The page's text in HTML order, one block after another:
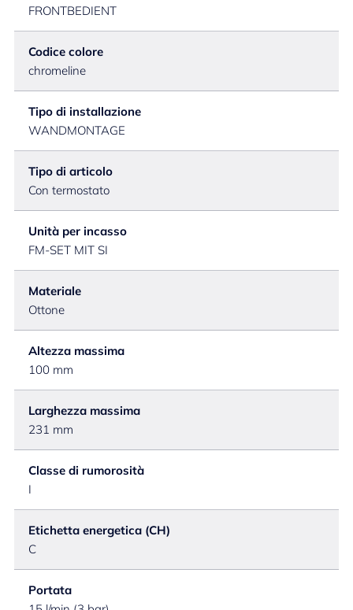
FRONTBEDIENT
Codice colore
chromeline
Tipo di installazione
WANDMONTAGE
Tipo di articolo
Con termostato
Unità per incasso
FM-SET MIT SI
Materiale
Ottone
Altezza massima
100 mm
Larghezza massima
231 mm
Classe di rumorosità
I
Etichetta energetica (CH)
C
Portata